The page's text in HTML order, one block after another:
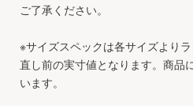
ご了承ください。
※サイズスペックは各サイズより
直し前の実寸値となります。商品
います。